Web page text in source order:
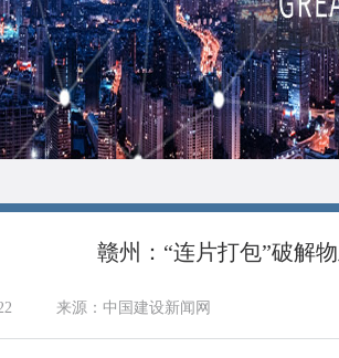
赣州：“连片打包”破解
来源：中国建设新闻网